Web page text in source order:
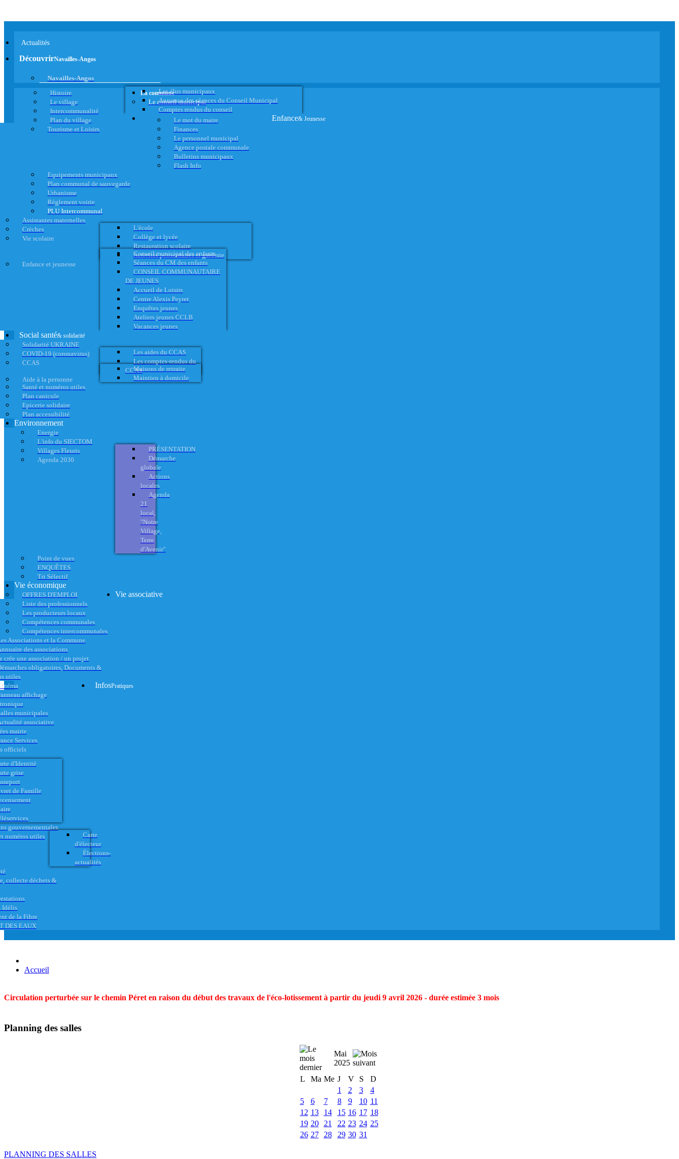
Actualités
DécouvrirNavailles-Angos
Navailles-Angos
Histoire
Le village
Intercommunalité
Plan du village
Tourisme et Loisirs
La commune
Le conseil municipal
Les élus municipaux
Annonce des séances du Conseil Municipal
Comptes rendus du conseil
Le mot du maire
Finances
Le personnel municipal
Agence postale communale
Bulletins municipaux
Flash Info
Equipements municipaux
Plan communal de sauvegarde
Urbanisme
Règlement voirie
PLU Intercommunal
Enfance& Jeunesse
Assistantes maternelles
Crèches
Vie scolaire
L'école
Collège et lycée
Restauration scolaire
Activités périscolaires et garderie
Enfance et jeunesse
Conseil municipal des enfants
Séances du CM des enfants
CONSEIL COMMUNAUTAIRE
DE JEUNES
Accueil de Loisirs
Centre Alexis Peyret
Enquêtes jeunes
Ateliers jeunes CCLB
Vacances jeunes
Social santé& solidarité
Solidarité UKRAINE
COVID-19 (coronavirus)
CCAS
Les aides du CCAS
Les comptes-rendus du
CCAS
Aide à la personne
Maisons de retraite
Maintien à domicile
Santé et numéros utiles
Plan canicule
Epicerie solidaire
Plan accessibilité
Environnement
Energie
L'info du SIECTOM
Villages Fleuris
Agenda 2030
PRÉSENTATION
Démarche
globale
Actions
locales
Agenda
21
local,
"Notre
Village,
Terre
d'Avenir"
Point de vues
ENQUÊTES
Tri Sélectif
Vie économique
OFFRES D'EMPLOI
Liste des professionnels
Les producteurs locaux
Compétences communales
Compétences intercommunales
Vie associative
Associations et la Commune
des associations
crée une association / un projet
obligatoires, Documents &
utiles
affichage
municipales
associative
InfosPratiques
mairie
Services
officiels
d'Identité
grise
de Famille
gouvernementales
numéros utiles
Carte
d'électeur
Élections-
actualités
collecte déchets &
Idélis
de la Fibre
DES EAUX
Accueil
Circulation perturbée sur le chemin Péret en raison du début des travaux de l'éco-lotissement à partir du jeudi 9 avril 2026 - durée estimée 3 mois
Planning des salles
Mai
2025
L
Ma Me J V S
D
1
2 3
4
5
6 7 8 9 10 11
12 13 14 15 16 17 18
19 20 21 22 23 24 25
26 27 28 29 30 31
PLANNING DES SALLES